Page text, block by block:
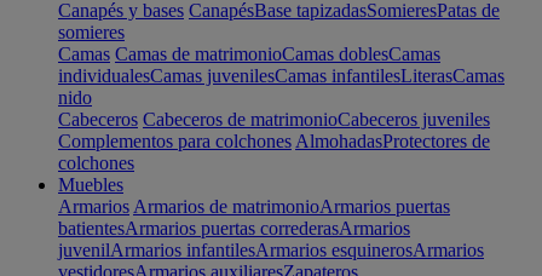
Canapés y bases CanapésBase tapizadasSomieresPatas de
somieres
Camas Camas de matrimonioCamas doblesCamas
individualesCamas juvenilesCamas infantilesLiterasCamas
nido
Cabeceros Cabeceros de matrimonioCabeceros juveniles
Complementos para colchones AlmohadasProtectores de
colchones
Muebles
Armarios Armarios de matrimonioArmarios puertas
batientesArmarios puertas correderasArmarios
juvenilArmarios infantilesArmarios esquinerosArmarios
vestidoresArmarios auxiliaresZapateros